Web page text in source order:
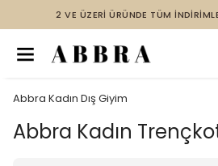
2 VE ÜZERİ ÜRÜNDE TÜM
Abbra Kadın Dış Giyim
Abbra Kadın